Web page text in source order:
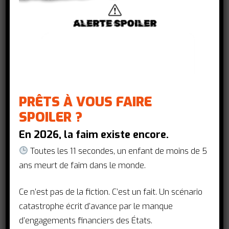
de la Barbade, de la France et du Kenya,
la Global Solidarity Levies Task Force
les engagements de l’Accord de Paris.
Avant de rejoindre cette Task Force,
Friederike Roder était engagée au sein
de l’ONG Global Citizen. Elle avait
également travaillé avec des
organisations comme ONE, l’OCDE,
allemand et l’Arab Reform Initiative.
PRÊTS À VOUS FAIRE
SPOILER ?
En 2026, la faim existe encore.
Toutes les 11 secondes, un enfant de moins de 5
ans meurt de faim dans le monde.
Ce n’est pas de la fiction. C’est un fait. Un scénario
catastrophe écrit d’avance par le manque
d’engagements financiers des États.